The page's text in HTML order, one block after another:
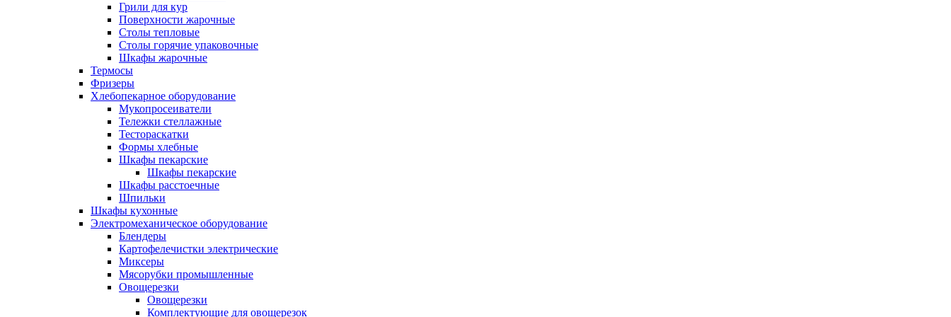
Грили для кур
Поверхности жарочные
Столы тепловые
Столы горячие упаковочные
Шкафы жарочные
Термосы
Фризеры
Хлебопекарное оборудование
Мукопросеиватели
Тележки стеллажные
Тестораскатки
Формы хлебные
Шкафы пекарские
Шкафы пекарские
Шкафы расстоечные
Шпильки
Шкафы кухонные
Электромеханическое оборудование
Блендеры
Картофелечистки электрические
Миксеры
Мясорубки промышленные
Овощерезки
Овощерезки
Комплектующие для овощерезок